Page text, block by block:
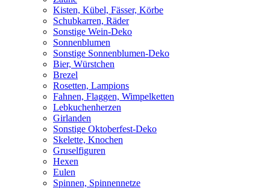
Kisten, Kübel, Fässer, Körbe
Schubkarren, Räder
Sonstige Wein-Deko
Sonnenblumen
Sonstige Sonnenblumen-Deko
Bier, Würstchen
Brezel
Rosetten, Lampions
Fahnen, Flaggen, Wimpelketten
Lebkuchenherzen
Girlanden
Sonstige Oktoberfest-Deko
Skelette, Knochen
Gruselfiguren
Hexen
Eulen
Spinnen, Spinnennetze